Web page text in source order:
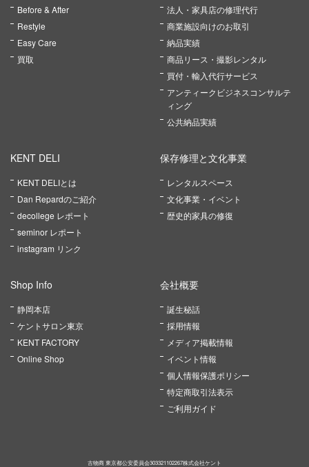
Before & After
Restyle
Easy Care
買取
法人・家具店の修理代行
商業施設向けのお取引
納品実績
商品リース・撮影レンタル
買付・輸入代行サービス
アンティークビジネスコンサルテ
ィング
公共納品実績
KENT DELI
KENT DELIとは
Dan Repardのご紹介
decollege レポート
seminor レポート
instagram リンク
保存修理と文化事業
レンタルスペース
文化事業・イベント
歴史的家具の修復
Shop Info
静岡本店
ケントサロン東京
KENT FACTORY
Online Shop
会社概要
誕生秘話
採用情報
メディア掲載情報
イベント情報
個人情報保護ポリシー
特定商取引法表示
ご利用ガイド
古物商 東京都公安委員会303321102267株式会社ケント